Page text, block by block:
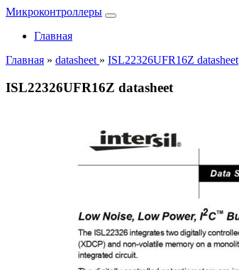
Микроконтроллеры
Главная
Главная » datasheet » ISL22326UFR16Z datasheet
ISL22326UFR16Z datasheet